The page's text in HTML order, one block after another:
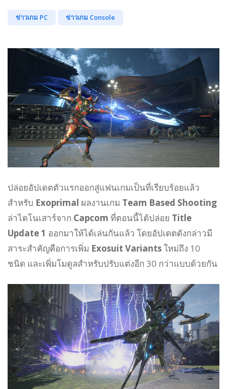
ข่าวเกม PC ข่าวเกม Console
ปล่อยอัปเดตตัวแรกออกสู่แฟนเกมเป็นที่เรียบร้อยแล้ว
สำหรับ Exoprimal ผลงานเกม Team Based Shooting
ล่าไดโนเสาร์จาก Capcom ที่ตอนนี้ได้ปล่อย Title
Update 1 ออกมาให้ได้เล่นกันแล้ว โดยอัปเดตดังกล่าวมี
สาระสำคัญคือการเพิ่ม Exosuit Variantsใหม่ถึง 10
ชนิด และเพิ่มโมดูลสำหรับปรับแต่งอีก 30 กว่าแบบด้วยกัน